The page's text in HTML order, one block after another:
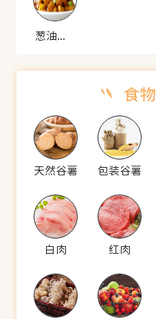
葱油薯块
天然谷薯 包装谷薯
白肉 红肉